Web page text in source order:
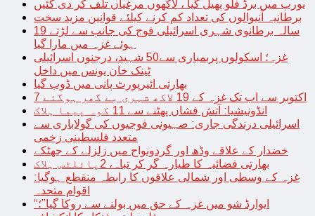
یورپ میں برڈ فلو پھیل گیا ، لاکھوں مرغیاں تلف کر دی گئیں
برطانیہ آنیوالوں کی تعداد کم کرنے کیلئے قوانین مزید سخت
19 سالہ برطانوی شہری اسرائیلی فوج کی جانب سے لڑتے
ہوئے غزہ میں مارا گیا
غزہ؛ اسکولوں پربمباری سے50 شہید، درجنوں اسرائیلی
ٹینک خان یونس میں داخل
بھارتی ائیرپورٹ پانی میں ڈوب گیا
7 اکتوبر سے اب تک غزہ کے 19 لاکھ شہری بے گھر ہوگئے
انڈونیشیا: آتش فشاں پھٹنے سے 11 کوہ پیما ہلاک
اسرائیلی درندگی جاری: صہیونی فوجیوں کی گولاباری سے
متعدد فلسطینی زخمی
خضدار کے علاقے وڈھ اور گردونواح میں زلزلے کے جھٹکے
بھارتی فضائیہ کا طیارہ گر کر تباہ، 2پائلٹس ہلاک
غزہ کے وسطی اور شمالی علاقوں کا رابطہ منقطع ہوگیا:
اقوام متحدہ
“ایوارڈ شو میں غزہ کے حق میں بولنے سے روکا گیا”؛